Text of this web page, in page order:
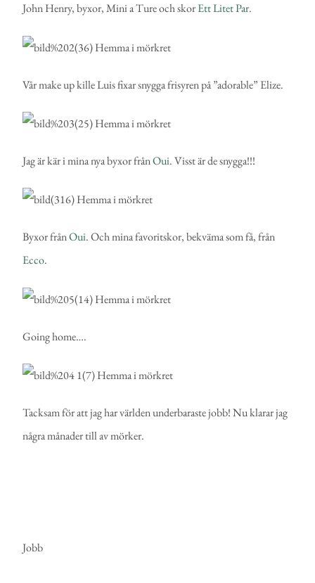
John Henry, byxor, Mini a Ture och skorEtt Litet Par.
Vår make up kille Luis fixar snygga frisyren på ”adorable” Elize.
Jag är kär i mina nya byxor frånOui. Visst är de snygga!!!
Byxor frånOui. Och mina favoritskor, bekväma som få, från
Ecco.
Going home….
Tacksam för att jag har världen underbaraste jobb! Nu klarar jag
några månader till av mörker.
Jobb